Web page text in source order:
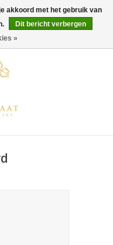
0 Artikelen - €0,00
akkoord met het gebruik van
Dit bericht verbergen
»